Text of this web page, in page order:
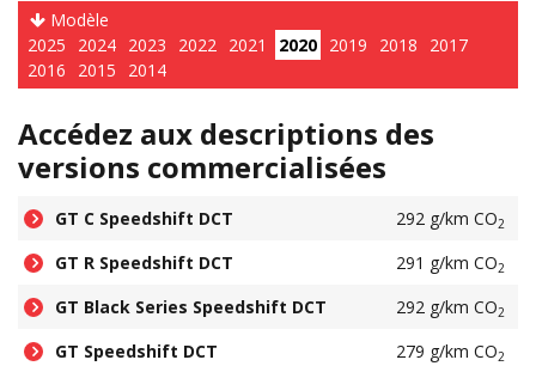
Modèle
2025
2024 2023 2022 2021 2020 2019 2018
2017
2016
2015 2014
Accédez aux descriptions des
versions commercialisées
GT C Speedshift DCT 292 g/km CO2
GT R Speedshift DCT 291 g/km CO2
GT Black Series Speedshift DCT 292 g/km CO2
GT Speedshift DCT 279 g/km CO2